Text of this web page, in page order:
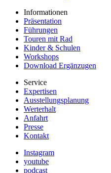
Informationen
Präsentation
Führungen
Touren mit Rad
Kinder & Schulen
Workshops
Download Ergänzugen
Service
Expertisen
Ausstellungsplanung
Werterhalt
Anfahrt
Presse
Kontakt
Instagram
youtube
podcast